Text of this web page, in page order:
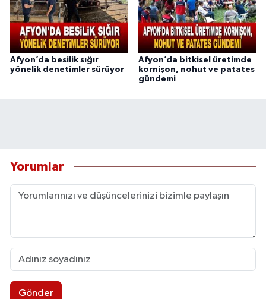
Afyon’da besilik sığır
yönelik denetimler sürüyor
Afyon’da bitkisel üretimde
kornişon, nohut ve patates
gündemi
Yorumlar
Gönder